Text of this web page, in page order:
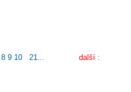
8 9 10 21... další :